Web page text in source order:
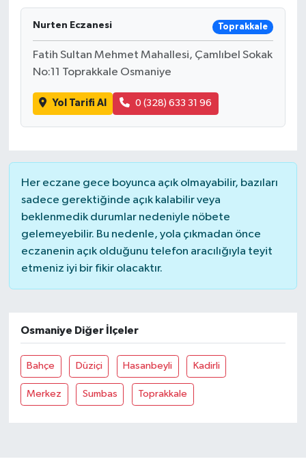
Nurten Eczanesi Toprakkale
Fatih Sultan Mehmet Mahallesi, Çamlıbel Sokak
No:11 Toprakkale Osmaniye
Yol Tarifi Al 0 (328) 633 31 96
Her eczane gece boyunca açık olmayabilir, bazıları
sadece gerektiğinde açık kalabilir veya
beklenmedik durumlar nedeniyle nöbete
gelemeyebilir. Bu nedenle, yola çıkmadan önce
eczanenin açık olduğunu telefon aracılığıyla teyit
etmeniz iyi bir fikir olacaktır.
Osmaniye Diğer İlçeler
Bahçe Düziçi Hasanbeyli Kadirli
Merkez Sumbas Toprakkale